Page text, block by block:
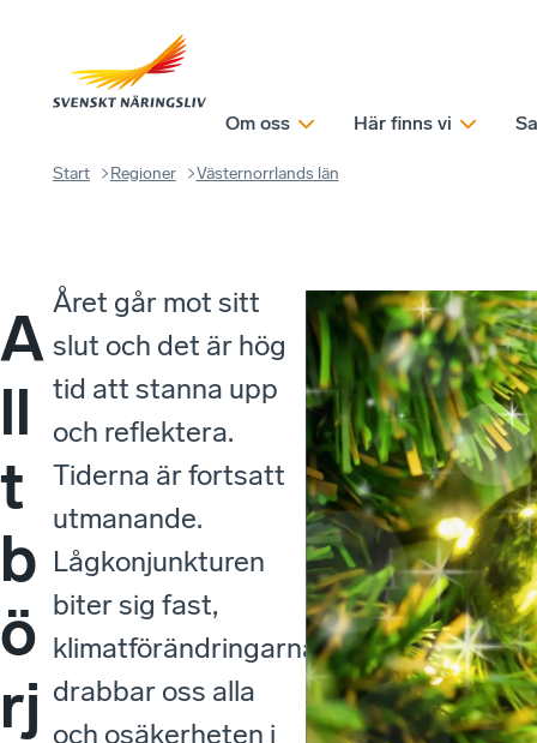
Om oss Här finns vi
Start Regioner Västernorrlands län
A
ll
t
b
ö
rj
Året går mot sitt
slut och det är hög
tid att stanna upp
och reflektera.
Tiderna är fortsatt
utmanande.
Lågkonjunkturen
biter sig fast,
klimatförändringarna
drabbar oss alla
och osäkerheten i